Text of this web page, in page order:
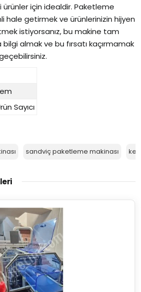
için idealdir. Paketleme
hale getirmek ve ürünlerinizin hijyen
istiyorsanız, bu makine tam
almak ve bu fırsatı kaçırmamak
Sayıcı
sandviç paketleme makinası